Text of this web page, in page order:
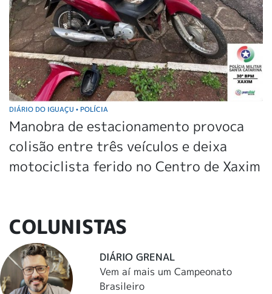
DIÁRIO DO IGUAÇU • POLÍCIA
Manobra de estacionamento provoca
colisão entre três veículos e deixa
motociclista ferido no Centro de Xaxim
COLUNISTAS
DIÁRIO GRENAL
Vem aí mais um Campeonato
Brasileiro